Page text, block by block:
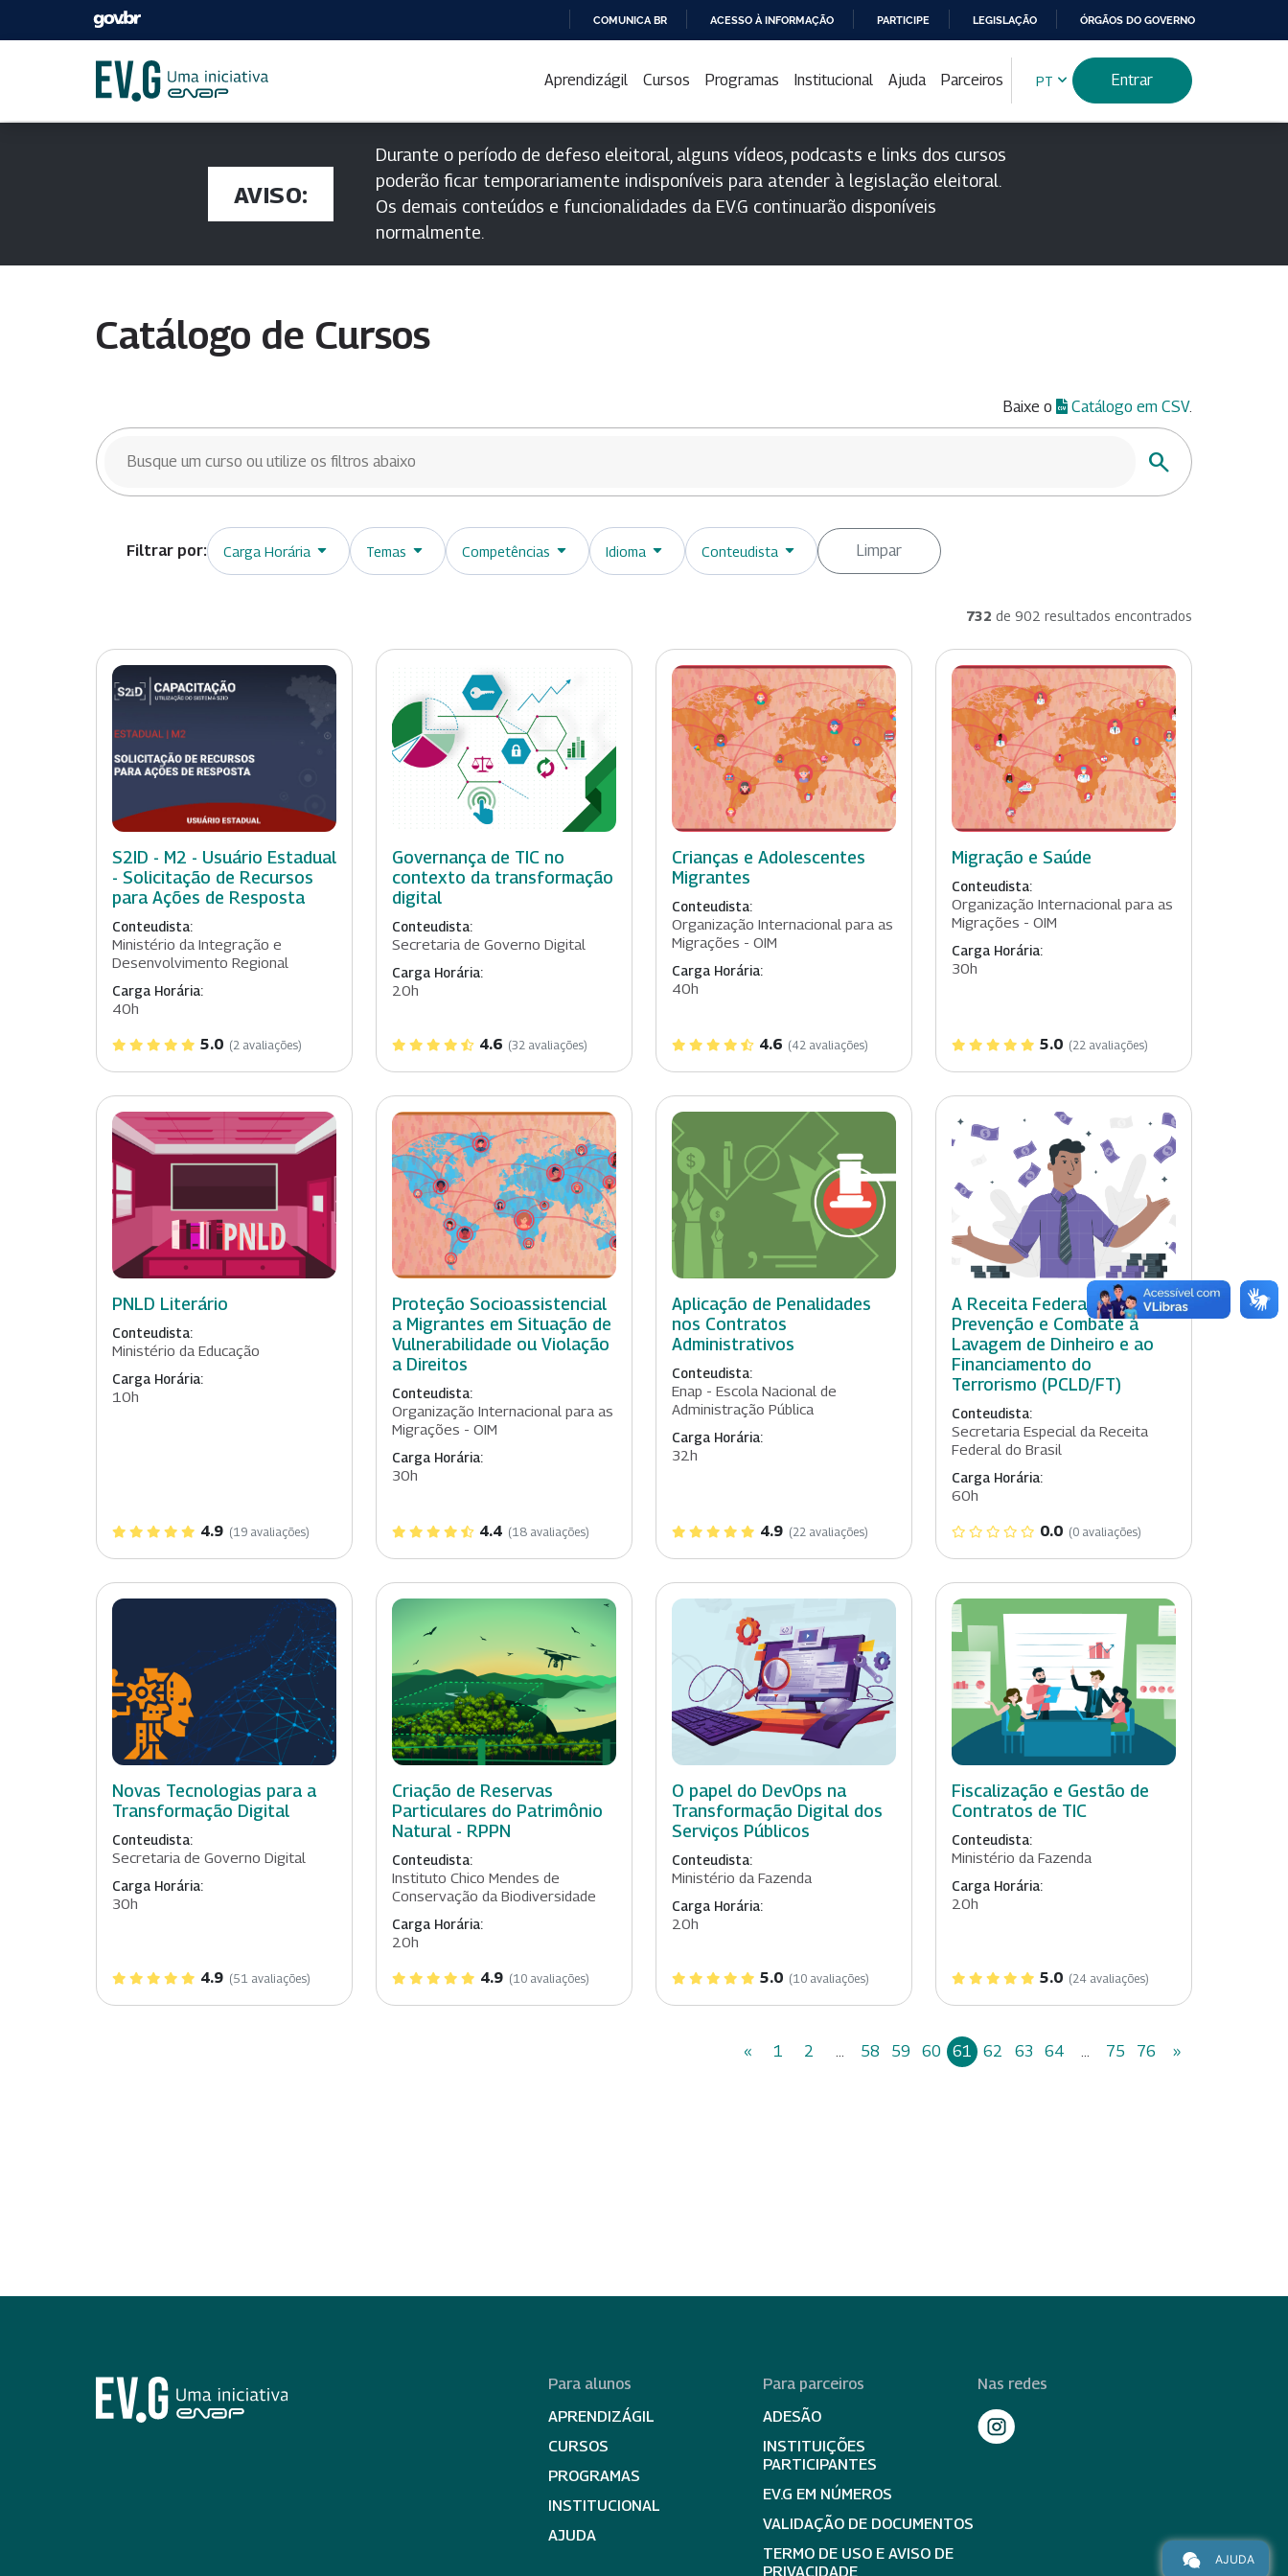
PARA
CONTEÚDO
COMUNICA BR ACESSO À INFORMAÇÃO PARTICIPE LEGISLAÇÃO ÓRGÃOS DO GOVERNO
Aprendizágil Cursos Programas Institucional Ajuda Parceiros PT Entrar
AVISO:
Durante o período de defeso eleitoral, alguns vídeos, podcasts e links dos cursos
poderão ficar temporariamente indisponíveis para atender à legislação eleitoral.
Os demais conteúdos e funcionalidades da EV.G continuarão disponíveis
normalmente.
Catálogo de Cursos
Baixe o Catálogo em CSV.
BUSCAR CURSOS
Buscar
Carga Horária Temas Competências Idioma Conteudista Limpar
732 de 902 resultados encontrados
S2ID - M2 - Usuário Estadual
- Solicitação de Recursos
para Ações de Resposta
Conteudista:
Ministério da Integração e
Desenvolvimento Regional
Carga Horária:
40h
5.0 (2 avaliações)
Governança de TIC no
contexto da transformação
digital
Conteudista:
Secretaria de Governo Digital
Carga Horária:
20h
4.6 (32 avaliações)
Crianças e Adolescentes
Migrantes
Conteudista:
Organização Internacional para as
Migrações - OIM
Carga Horária:
40h
4.6 (42 avaliações)
Migração e Saúde
Conteudista:
Organização Internacional para as
Migrações - OIM
Carga Horária:
30h
5.0 (22 avaliações)
PNLD Literário
Conteudista:
Ministério da Educação
Carga Horária:
10h
4.9 (19 avaliações)
Proteção Socioassistencial
a Migrantes em Situação de
Vulnerabilidade ou Violação
a Direitos
Conteudista:
Organização Internacional para as
Migrações - OIM
Carga Horária:
30h
4.4 (18 avaliações)
Aplicação de Penalidades
nos Contratos
Administrativos
Conteudista:
Enap - Escola Nacional de
Administração Pública
Carga Horária:
32h
4.9 (22 avaliações)
A Receita Federal e a
Prevenção e Combate à
Lavagem de Dinheiro e ao
Financiamento do
Terrorismo (PCLD/FT)
Conteudista:
Secretaria Especial da Receita
Federal do Brasil
Carga Horária:
60h
0.0 (0 avaliações)
Novas Tecnologias para a
Transformação Digital
Conteudista:
Secretaria de Governo Digital
Carga Horária:
30h
4.9 (51 avaliações)
Criação de Reservas
Particulares do Patrimônio
Natural - RPPN
Conteudista:
Instituto Chico Mendes de
Conservação da Biodiversidade
Carga Horária:
20h
4.9 (10 avaliações)
O papel do DevOps na
Transformação Digital dos
Serviços Públicos
Conteudista:
Ministério da Fazenda
Carga Horária:
20h
5.0 (10 avaliações)
Fiscalização e Gestão de
Contratos de TIC
Conteudista:
Ministério da Fazenda
Carga Horária:
20h
5.0 (24 avaliações)
« 1 2 ... 58 59 60 61 62 63 64 ... 75 76 »
Para alunos
APRENDIZÁGIL
CURSOS
PROGRAMAS
INSTITUCIONAL
AJUDA
Para parceiros
ADESÃO
INSTITUIÇÕES
PARTICIPANTES
EV.G EM NÚMEROS
VALIDAÇÃO DE DOCUMENTOS
TERMO DE USO E AVISO DE
PRIVACIDADE
Nas redes
AJUDA